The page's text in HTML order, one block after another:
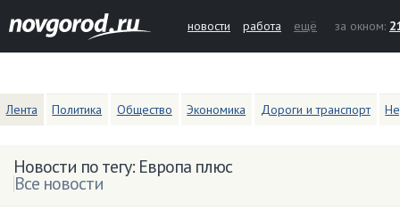
новости работа ещё за окном:
Лента Политика Общество Экономика Дороги и транспорт
Новости по тегу: Европа плюс
Все новости